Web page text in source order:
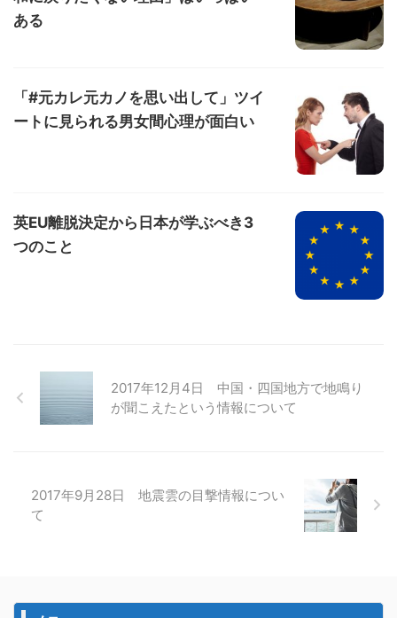
ある
「#元カレ元カノを思い出して」ツイ
ートに見られる男女間心理が面白い
英EU離脱決定から日本が学ぶべき3
つのこと
2017年12月4日 中国・四国地方で地鳴り
が聞こえたという情報について
2017年9月28日 地震雲の目撃情報につい
て